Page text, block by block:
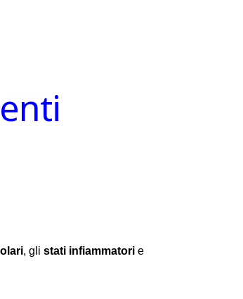
, glistati infiammatorie